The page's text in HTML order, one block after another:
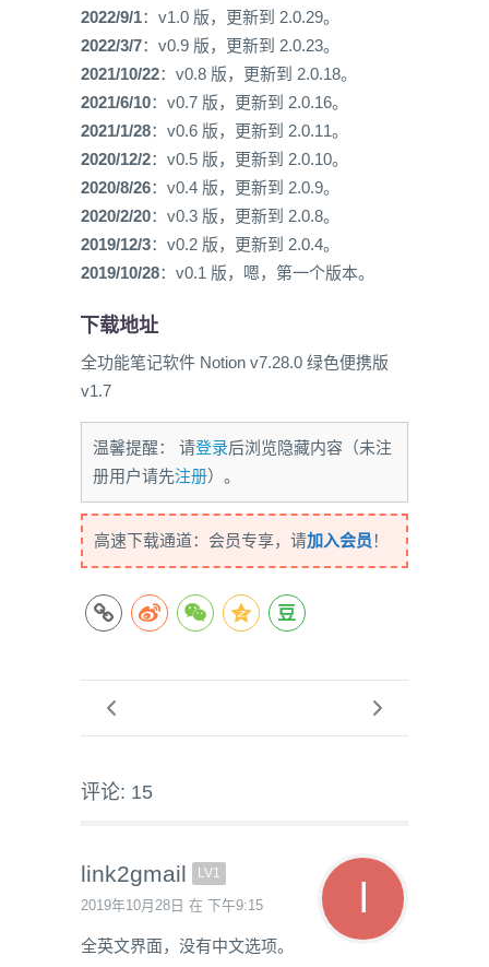
2022/9/1：v1.0 版，更新到 2.0.29。
2022/3/7：v0.9 版，更新到 2.0.23。
2021/10/22：v0.8 版，更新到 2.0.18。
2021/6/10：v0.7 版，更新到 2.0.16。
2021/1/28：v0.6 版，更新到 2.0.11。
2020/12/2：v0.5 版，更新到 2.0.10。
2020/8/26：v0.4 版，更新到 2.0.9。
2020/2/20：v0.3 版，更新到 2.0.8。
2019/12/3：v0.2 版，更新到 2.0.4。
2019/10/28：v0.1 版，嗯，第一个版本。
下载地址
全功能笔记软件 Notion v7.28.0 绿色便携版
v1.7
温馨提醒： 请登录后浏览隐藏内容（未注
册用户请先注册）。
高速下载通道：会员专享，请加入会员 ！
评论: 15
link2gmail LV1
2019年10月28日 在 下午9:15
全英文界面，没有中文选项。